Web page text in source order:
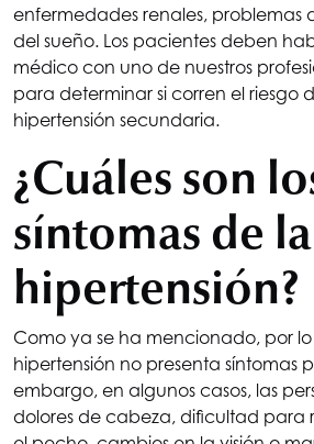
enfermedades renales, problemas
del sueño. Los pacientes deben
médico con uno de nuestros
para determinar si corren el riesgo
hipertensión secundaria.
¿Cuáles son
síntomas de la
hipertensión?
Como ya se ha mencionado, por
hipertensión no presenta síntomas
embargo, en algunos casos, las
dolores de cabeza, dificultad para